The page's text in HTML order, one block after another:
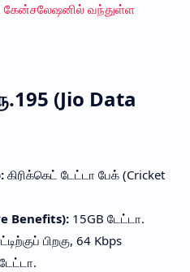
கேன்சலேஷனில் வந்துள்ள
(Jio Data
கிரிக்கெட் டேட்டா பேக் (Cricket
Benefits): 15GB டேட்டா.
பிறகு, 64 Kbps